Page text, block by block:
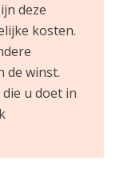
deze
kosten.
de winst.
u doet in